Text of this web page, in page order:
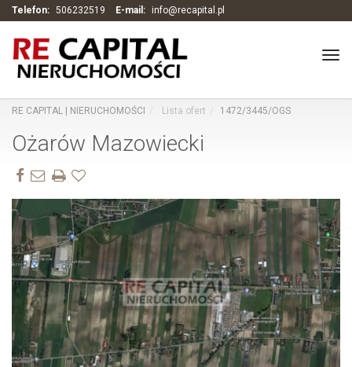
Telefon: 506232519 E-mail: info@recapital.pl
RE CAPITAL | NIERUCHOMOŚCI Lista ofert 1472/3445/OGS
Ożarów Mazowiecki
Zdjęcie 1